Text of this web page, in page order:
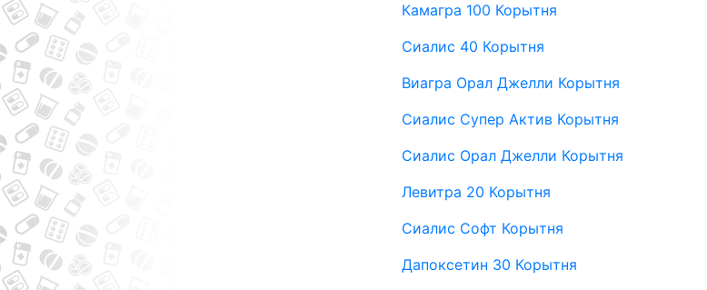
Камагра 100 Корытня
Сиалис 40 Корытня
Виагра Орал Джелли Корытня
Сиалис Супер Актив Корытня
Сиалис Орал Джелли Корытня
Левитра 20 Корытня
Сиалис Софт Корытня
Дапоксетин 30 Корытня